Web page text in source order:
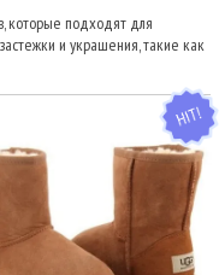
которые подходят для
и украшения, такие как
HIT